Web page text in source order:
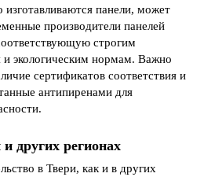
изготавливаются панели, может
производители панелей
строгим
и экологическим нормам. Важно
сертификатов соответствия и
антипиренами для
других регионах
в Твери, как и в других